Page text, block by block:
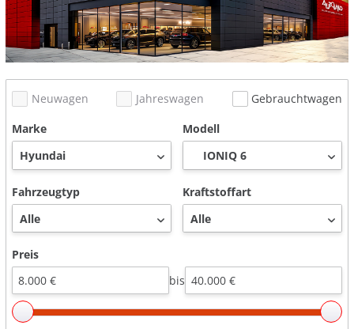
Neuwagen Jahreswagen
Gebrauchtwagen
Marke
Modell
Fahrzeugtyp Kraftstoffart
Preis
bis